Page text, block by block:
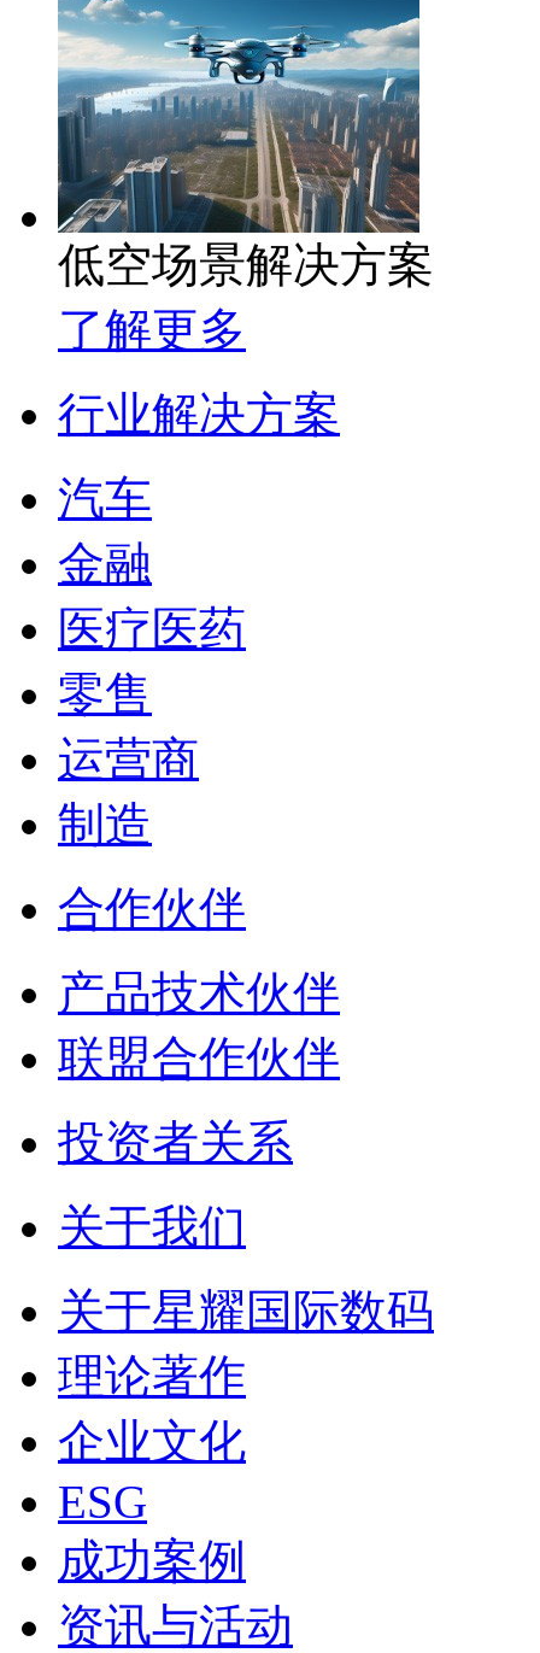
低空场景解决方案
了解更多
行业解决方案
汽车
金融
医疗医药
零售
运营商
制造
合作伙伴
产品技术伙伴
联盟合作伙伴
投资者关系
关于我们
关于星耀国际数码
理论著作
企业文化
ESG
成功案例
资讯与活动